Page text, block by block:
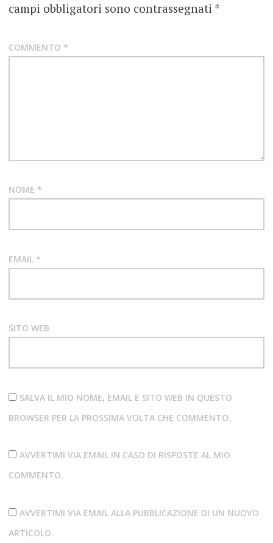
campi obbligatori sono contrassegnati *
COMMENTO *
NOME *
EMAIL *
SITO WEB
SALVA IL MIO NOME, EMAIL E SITO WEB IN QUESTO
BROWSER PER LA PROSSIMA VOLTA CHE COMMENTO.
AVVERTIMI VIA EMAIL IN CASO DI RISPOSTE AL MIO
COMMENTO.
AVVERTIMI VIA EMAIL ALLA PUBBLICAZIONE DI UN NUOVO
ARTICOLO.